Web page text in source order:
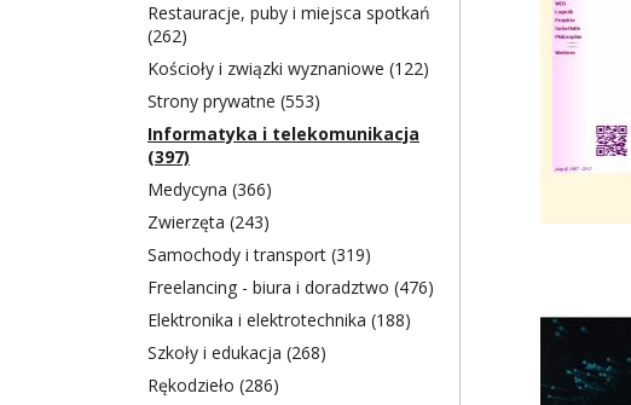
Restauracje, puby i miejsca spotkań
(262)
Kościoły i związki wyznaniowe (122)
Strony prywatne (553)
Informatyka i telekomunikacja
(397)
Medycyna (366)
Zwierzęta (243)
Samochody i transport (319)
Freelancing - biura i doradztwo (476)
Elektronika i elektrotechnika (188)
Szkoły i edukacja (268)
Rękodzieło (286)